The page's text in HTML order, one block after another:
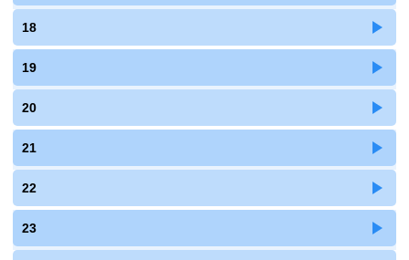
18
19
20
21
22
23